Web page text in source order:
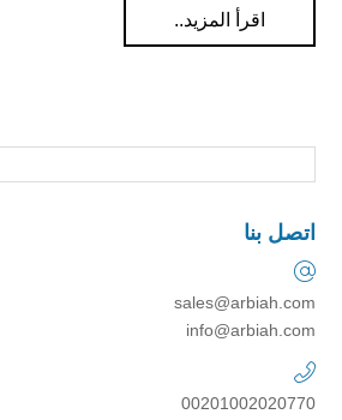
اقرأ المزيد..
اتصل بنا
sales@arbiah.com
info@arbiah.com
00201002020770